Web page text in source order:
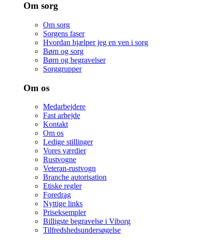
Om sorg
Om sorg
Sorgens faser
Hvordan hjælper jeg en ven i sorg
Børn og sorg
Børn og begravelser
Sorggrupper
Om os
Medarbejdere
Fast arbejde
Kontakt
Om os
Ledige stillinger
Vores værdier
Rustvogne
Veteran-rustvogn
Branche autorisation
Etiske regler
Foredrag
Nyttige links
Priseksempler
Billigste begravelse i Viborg
Tilfredshedsundersøgelse